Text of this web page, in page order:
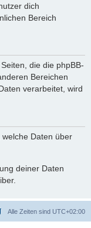
dich
Bereich
die die phpBB-
Bereichen
verarbeitet, wird
Daten über
deiner Daten
Alle Zeiten sind UTC+02:00